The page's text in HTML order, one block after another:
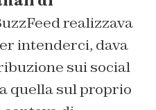
realizzava
intenderci, dava
sui social
quella sul proprio